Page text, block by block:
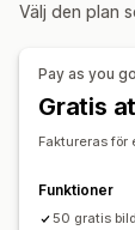
Sidindexering
Bildoptimering
Optimering
SEO-poäng
Analysverktyg
Välj den plan
Pay as you go
Gratis
Faktureras för
Funktioner
50 gratis